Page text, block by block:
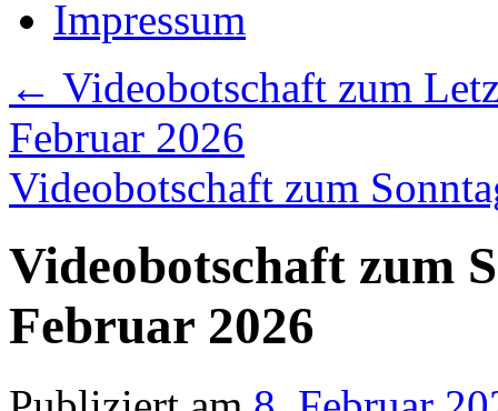
Impressum
← Videobotschaft zum
Februar 2026
Videobotschaft zum
Videobotschaft zum
Februar 2026